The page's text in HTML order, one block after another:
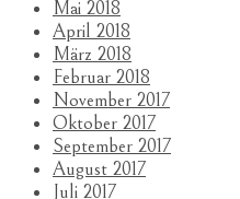
Mai 2018
April 2018
März 2018
Februar 2018
November 2017
Oktober 2017
September 2017
August 2017
Juli 2017